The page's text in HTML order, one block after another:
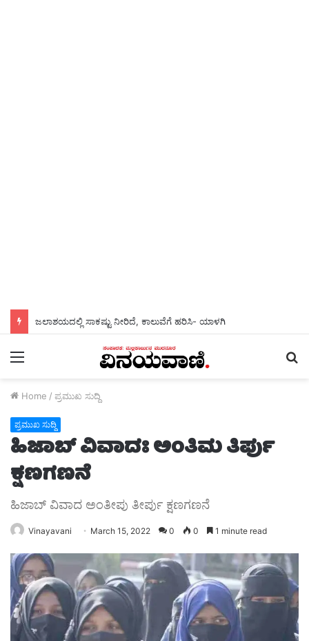
ಜಲಾಶಯದಲ್ಲಿ ಸಾಕಷ್ಟು ನೀರಿದೆ, ಕಾಲುವೆಗೆ ಹರಿಸಿ- ಯಾಳಗಿ
Menu
Home / ಪ್ರಮುಖ ಸುದ್ದಿ
ಪ್ರಮುಖ ಸುದ್ದಿ
ಹಿಜಾಬ್ ವಿವಾದಃ ಅಂತಿಮ ತಿರ್ಪು
ಕ್ಷಣಗಣನೆ
ಹಿಜಾಬ್ ವಿವಾದ ಅಂತೀಪು ತೀರ್ಪು ಕ್ಷಣಗಣನೆ
Vinayavani March 15, 2022 0 0 1 minute read